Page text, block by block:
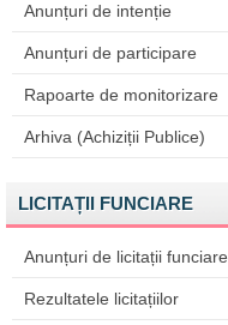
Anunțuri de intenție
Anunțuri de participare
Rapoarte de monitorizare
Arhiva (Achiziții Publice)
LICITAȚII FUNCIARE
Anunțuri de licitații funciare
Rezultatele licitațiilor